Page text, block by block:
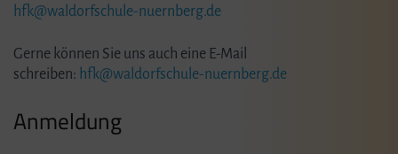
hfk@waldorfschule-nuernberg.de
Gerne können Sie uns auch eine E-Mail
schreiben: hfk@waldorfschule-nuernberg.de
Anmeldung